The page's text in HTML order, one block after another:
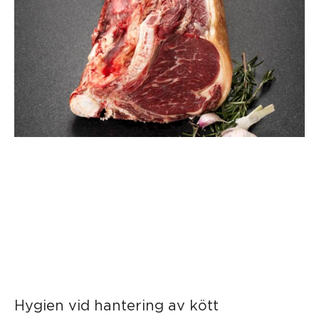
Hygien vid hantering av kött